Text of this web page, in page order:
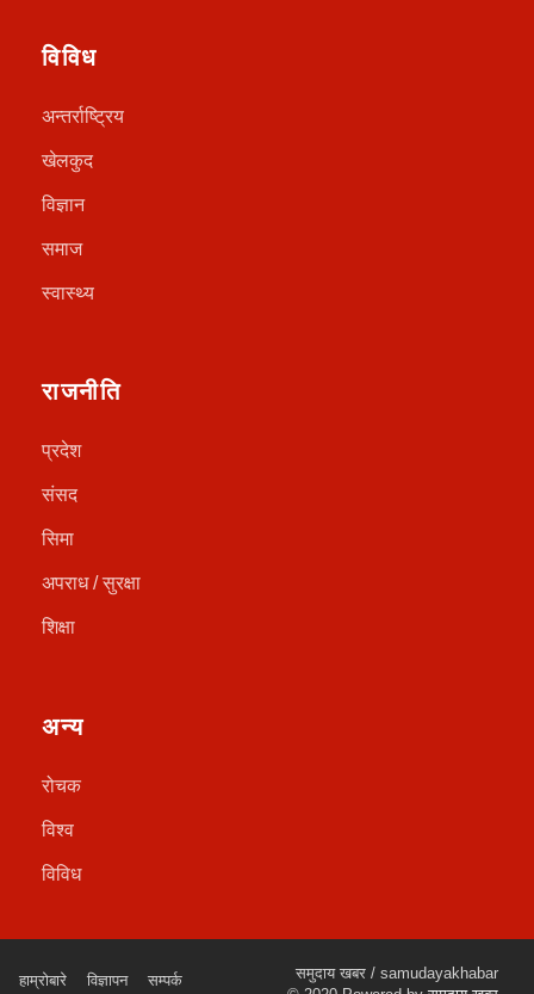
विविध
अन्तर्राष्ट्रिय
खेलकुद
विज्ञान
समाज
स्वास्थ्य
राजनीति
प्रदेश
संसद
सिमा
अपराध / सुरक्षा
शिक्षा
अन्य
रोचक
विश्व
विविध
हाम्रोबारे विज्ञापन सम्पर्क
समुदाय खबर / samudayakhabar